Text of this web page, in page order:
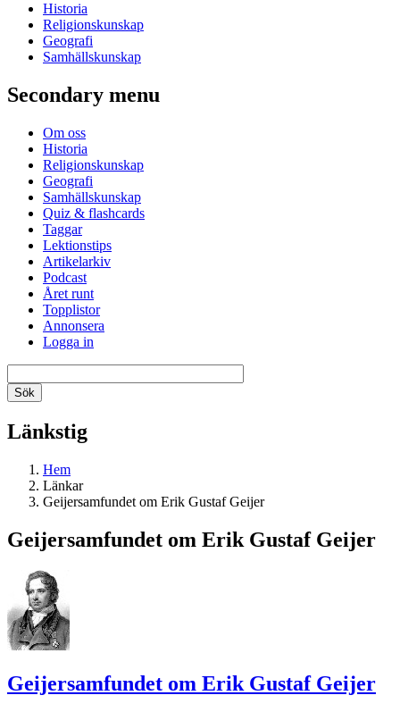
Historia
Religionskunskap
Geografi
Samhällskunskap
Secondary menu
Om oss
Historia
Religionskunskap
Geografi
Samhällskunskap
Quiz & flashcards
Taggar
Lektionstips
Artikelarkiv
Podcast
Året runt
Topplistor
Annonsera
Logga in
Länkstig
Hem
Länkar
Geijersamfundet om Erik Gustaf Geijer
Geijersamfundet om Erik Gustaf Geijer
Geijersamfundet om Erik Gustaf Geijer